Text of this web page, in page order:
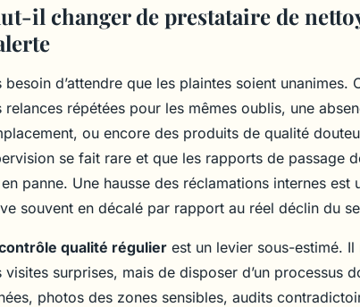
il changer de prestataire de
besoin d’attendre que les plaintes soient unanimes.
relances répétées pour les mêmes oublis, une
ou encore des produits de qualité
se fait rare et que les rapports de passage
panne. Une hausse des réclamations internes
souvent en décalé par rapport au réel déclin du
qualité régulier est un levier sous-estimé. Il
visites surprises, mais de disposer d’un processus
photos des zones sensibles, audits